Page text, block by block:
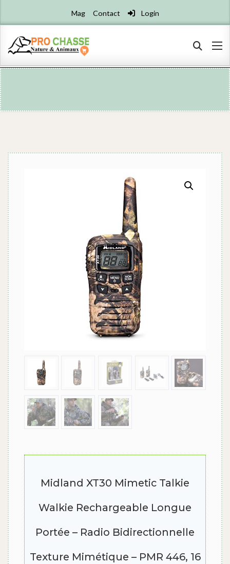
Mag Contact Login
Midland XT30 Mimetic Talkie
Walkie Rechargeable Longue
Portée – Radio Bidirectionnelle
Texture Mimétique – PMR 446, 16